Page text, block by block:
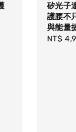
矽光子
護腰不
與能量
NT$